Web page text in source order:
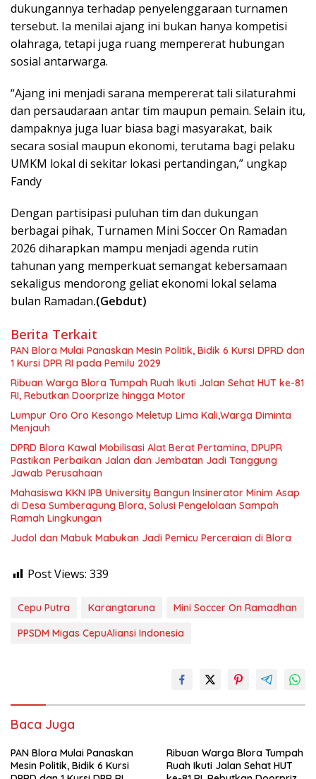
dukungannya terhadap penyelenggaraan turnamen
tersebut. Ia menilai ajang ini bukan hanya kompetisi
olahraga, tetapi juga ruang mempererat hubungan
sosial antarwarga.
“Ajang ini menjadi sarana mempererat tali silaturahmi
dan persaudaraan antar tim maupun pemain. Selain itu,
dampaknya juga luar biasa bagi masyarakat, baik
secara sosial maupun ekonomi, terutama bagi pelaku
UMKM lokal di sekitar lokasi pertandingan,” ungkap
Fandy
Dengan partisipasi puluhan tim dan dukungan
berbagai pihak, Turnamen Mini Soccer On Ramadan
2026 diharapkan mampu menjadi agenda rutin
tahunan yang memperkuat semangat kebersamaan
sekaligus mendorong geliat ekonomi lokal selama
bulan Ramadan.(Gebdut)
Berita Terkait
‎PAN Blora Mulai Panaskan Mesin Politik, Bidik 6 Kursi DPRD dan
1 Kursi DPR RI pada Pemilu 2029
Ribuan Warga Blora Tumpah Ruah Ikuti Jalan Sehat HUT ke-81
RI, Rebutkan Doorprize hingga Motor
Lumpur Oro Oro Kesongo Meletup Lima Kali,Warga Diminta
Menjauh
DPRD Blora Kawal Mobilisasi Alat Berat Pertamina, DPUPR
Pastikan Perbaikan Jalan dan Jembatan Jadi Tanggung
Jawab Perusahaan
Mahasiswa KKN IPB University Bangun Insinerator Minim Asap
di Desa Sumberagung Blora, Solusi Pengelolaan Sampah
Ramah Lingkungan ‎
Judol dan Mabuk Mabukan Jadi Pemicu Perceraian di Blora
Post Views: 339
Cepu Putra Karangtaruna
Mini Soccer On Ramadhan
PPSDM Migas CepuAliansi Indonesia
Baca Juga
‎PAN Blora Mulai Panaskan
Mesin Politik, Bidik 6 Kursi
Ribuan Warga Blora Tumpah
Ruah Ikuti Jalan Sehat HUT